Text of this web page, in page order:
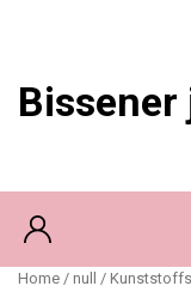
Home / null
/